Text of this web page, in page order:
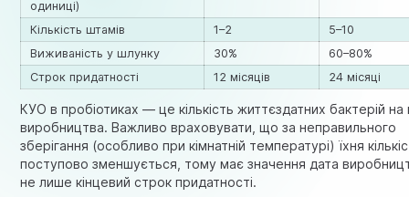
одиниці)
Кількість штамів 1–2
5–10
Виживаність у шлунку
30%
60–80%
Строк придатності
12 місяців 24 місяці
КУО в пробіотиках — це кількість життєздатних бактерій
виробництва. Важливо враховувати, що за неправильного
зберігання (особливо при кімнатній температурі) їхня
поступово зменшується, тому має значення дата
не лише кінцевий строк придатності.